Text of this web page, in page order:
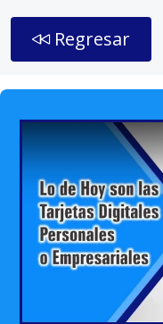
Regresar